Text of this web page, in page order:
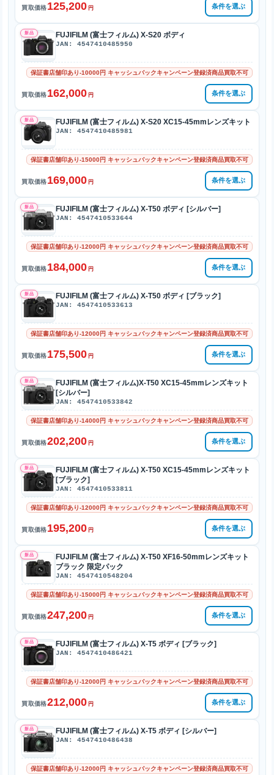
買取価格125,200 円 条件を選ぶ
新品 FUJIFILM (富士フィルム) X-S20 ボディ
JAN: 4547410485950
保証書店舗印あり-10000円 キャッシュバックキャンペーン登録済商品買取不可
買取価格162,000 円 条件を選ぶ
新品 FUJIFILM (富士フィルム) X-S20 XC15-45mmレンズキット
JAN: 4547410485981
保証書店舗印あり-15000円 キャッシュバックキャンペーン登録済商品買取不可
買取価格169,000 円 条件を選ぶ
新品 FUJIFILM (富士フィルム) X-T50 ボディ [シルバー]
JAN: 4547410533644
保証書店舗印あり-12000円 キャッシュバックキャンペーン登録済商品買取不可
買取価格184,000 円 条件を選ぶ
新品 FUJIFILM (富士フィルム) X-T50 ボディ [ブラック]
JAN: 4547410533613
保証書店舗印あり-12000円 キャッシュバックキャンペーン登録済商品買取不可
買取価格175,500 円 条件を選ぶ
新品
FUJIFILM (富士フィルム)X-T50 XC15-45mmレンズキット
[シルバー]
JAN: 4547410533842
保証書店舗印あり-14000円 キャッシュバックキャンペーン登録済商品買取不可
買取価格202,200 円 条件を選ぶ
新品
FUJIFILM (富士フィルム) X-T50 XC15-45mmレンズキット
[ブラック]
JAN: 4547410533811
保証書店舗印あり-12000円 キャッシュバックキャンペーン登録済商品買取不可
買取価格195,200 円 条件を選ぶ
新品
FUJIFILM (富士フィルム) X-T50 XF16-50mmレンズキット
ブラック 限定パック
JAN: 4547410548204
保証書店舗印あり-15000円 キャッシュバックキャンペーン登録済商品買取不可
買取価格247,200 円 条件を選ぶ
新品 FUJIFILM (富士フィルム) X-T5 ボディ [ブラック]
JAN: 4547410486421
保証書店舗印あり-12000円 キャッシュバックキャンペーン登録済商品買取不可
買取価格212,000 円 条件を選ぶ
新品 FUJIFILM (富士フィルム) X-T5 ボディ [シルバー]
JAN: 4547410486438
保証書店舗印あり-12000円 キャッシュバックキャンペーン登録済商品買取不可